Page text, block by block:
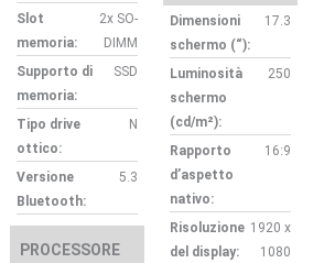
Slot
memoria:
2x SO-
DIMM
Supporto di
memoria:
SSD
Tipo drive
ottico:
N
Versione
Bluetooth:
5.3
PROCESSORE
Dimensioni
schermo (“):
17.3
Luminosità
schermo
(cd/m²):
250
Rapporto
d’aspetto
nativo:
16:9
Risoluzione
del display:
1920 x
1080